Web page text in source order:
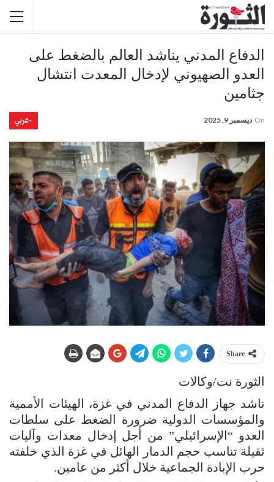
الدفاع المدني يناشد العالم بالضغط على
العدو الصهيوني لإدخال المعدت انتشال
جثامين
-عربي On ديسمبر 9, 2025
Share
الثورة نت/وكالات
ناشد جهاز الدفاع المدني في غزة، الهيئات الأممية
والمؤسسات الدولية ضرورة الضغط على سلطات
العدو “الإسرائيلي” من أجل إدخال معدات وآليات
ثقيلة تناسب حجم الدمار الهائل في غزة الذي خلفته
حرب الإبادة الجماعية خلال أكثر من عامين.